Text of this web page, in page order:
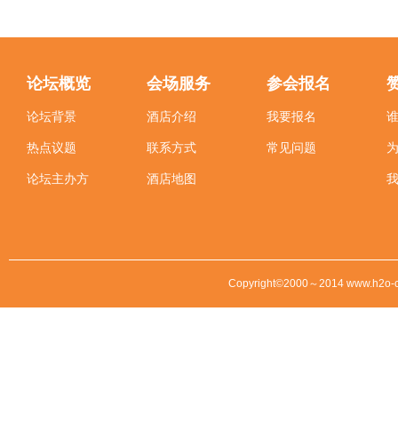
论坛概览
论坛背景
热点议题
论坛主办方
会场服务
酒店介绍
联系方式
酒店地图
参会报名
我要报名
常见问题
Copyright©2000～2014